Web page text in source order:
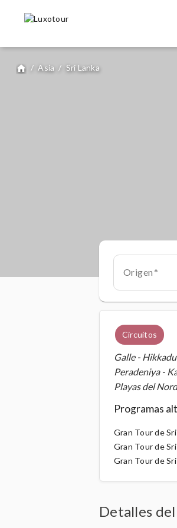
home / Asia / Sri Lanka
Origen
Circuitos
Galle -
Peradeniya -
Playas del
Programas
Gran Tour de
Gran Tour de
Gran Tour de
Detalles